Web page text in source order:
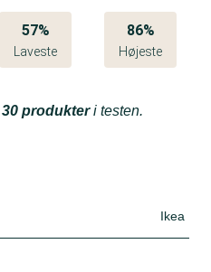
57%
Laveste
86%
Højeste
30 produkteri testen.
Ikea